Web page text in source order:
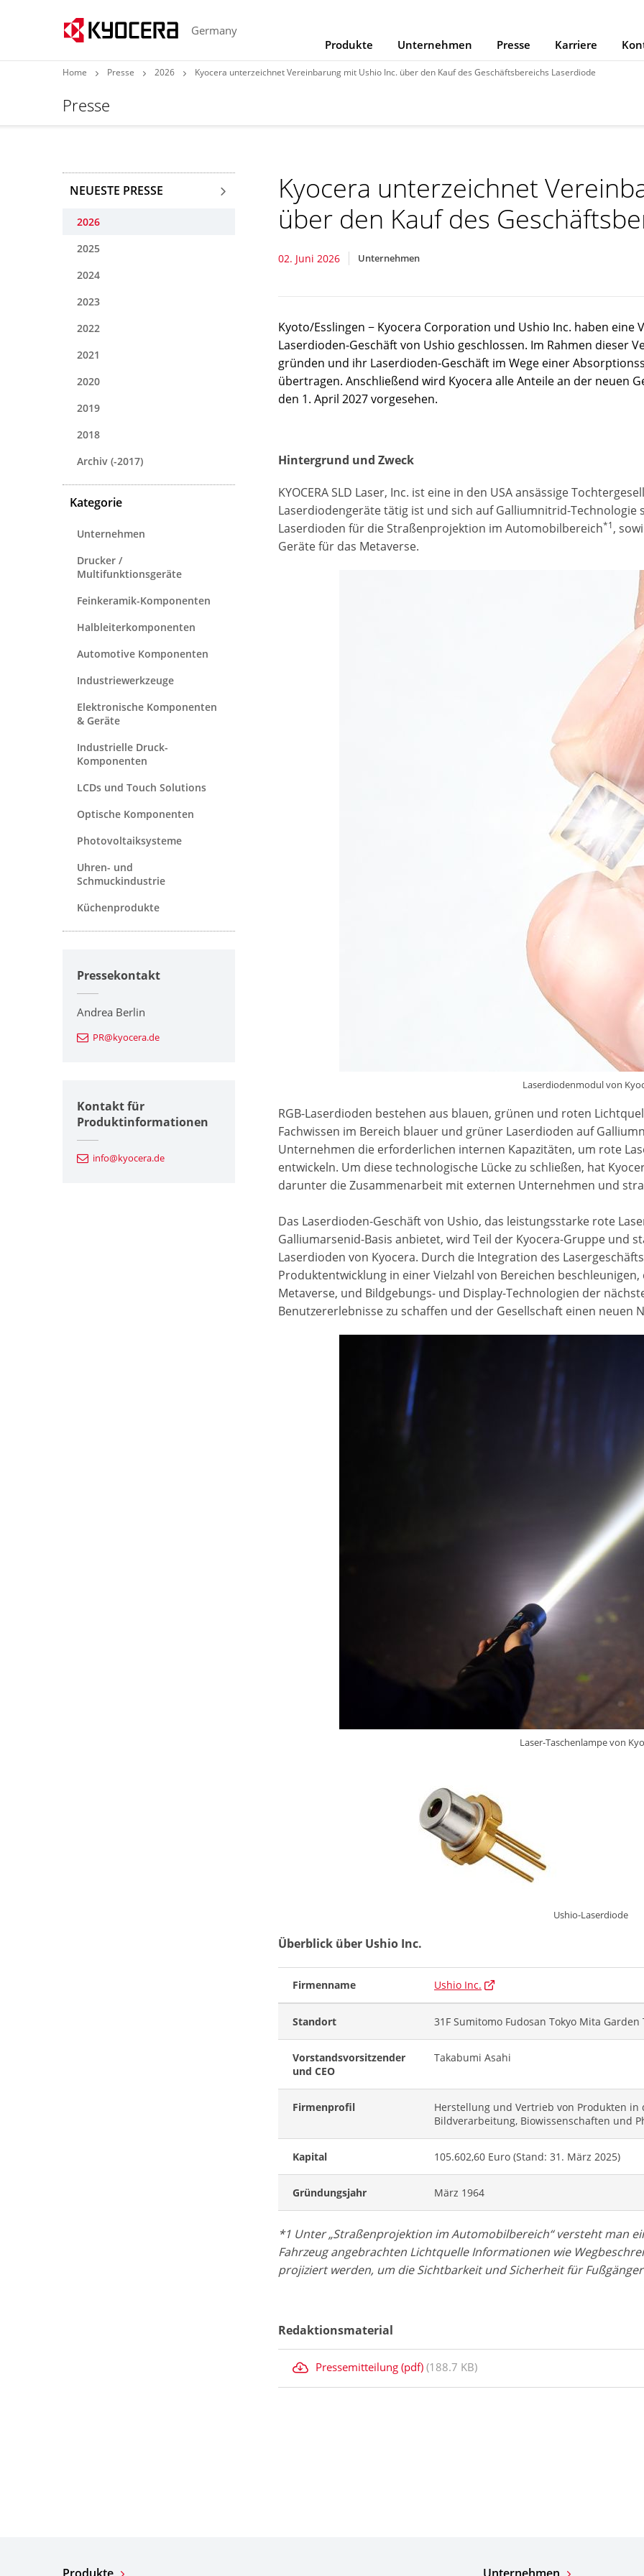
Germany
Produkte
Unternehmen Presse Karriere
Home Presse 2026 Kyocera unterzeichnet Vereinbarung mit Ushio Inc. über den Kauf des Geschäftsbereichs Laserdiode
Presse
Kyocera unterzeichnet
über den Kauf des
02. Juni 2026 Unternehmen
Kyoto/Esslingen − Kyocera Corporation und Ushio Inc. haben
Laserdioden-Geschäft von Ushio geschlossen. Im Rahmen dieser
gründen und ihr Laserdioden-Geschäft im Wege einer
übertragen. Anschließend wird Kyocera alle Anteile an der neuen
den 1. April 2027 vorgesehen.
Hintergrund und Zweck
KYOCERA SLD Laser, Inc. ist eine in den USA ansässige
Laserdiodengeräte tätig ist und sich auf Galliumnitrid-Technologie
Laserdioden für die Straßenprojektion im Automobilbereich*1,
Geräte für das Metaverse.
Laserdiodenmodul von
RGB-Laserdioden bestehen aus blauen, grünen und roten
Fachwissen im Bereich blauer und grüner Laserdioden auf
Unternehmen die erforderlichen internen Kapazitäten, um rote
entwickeln. Um diese technologische Lücke zu schließen, hat
darunter die Zusammenarbeit mit externen Unternehmen und
Das Laserdioden-Geschäft von Ushio, das leistungsstarke rote
Galliumarsenid-Basis anbietet, wird Teil der Kyocera-Gruppe und
Laserdioden von Kyocera. Durch die Integration des
Produktentwicklung in einer Vielzahl von Bereichen
Metaverse, und Bildgebungs- und Display-Technologien der
Benutzererlebnisse zu schaffen und der Gesellschaft einen neuen
Laser-Taschenlampe von
Ushio-Laserdiode
Überblick über Ushio Inc.
Firmenname Ushio Inc.
Standort 31F Sumitomo Fudosan Tokyo Mita
Vorstandsvorsitzender
und CEO
Takabumi Asahi
Firmenprofil
Herstellung und Vertrieb von Produkten
Bildverarbeitung, Biowissenschaften und
Kapital 105.602,60 Euro (Stand: 31. März 2025)
Gründungsjahr März 1964
*1 Unter „Straßenprojektion im Automobilbereich“ versteht man
Fahrzeug angebrachten Lichtquelle Informationen wie
projiziert werden, um die Sichtbarkeit und Sicherheit für
Redaktionsmaterial
Pressemitteilung (pdf) (188.7 KB)
NEUESTE PRESSE
2026
2025
2024
2023
2022
2021
2020
2019
2018
Archiv (-2017)
Kategorie
Unternehmen
Drucker /
Multifunktionsgeräte
Feinkeramik-Komponenten
Halbleiterkomponenten
Automotive Komponenten
Industriewerkzeuge
Elektronische Komponenten
& Geräte
Industrielle Druck-
Komponenten
LCDs und Touch Solutions
Optische Komponenten
Photovoltaiksysteme
Uhren- und
Schmuckindustrie
Küchenprodukte
Pressekontakt
Andrea Berlin
PR@kyocera.de
Kontakt für
Produktinformationen
info@kyocera.de